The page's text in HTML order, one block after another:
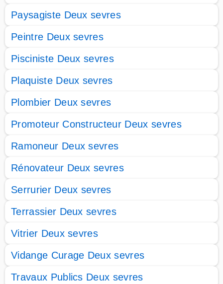
Paysagiste Deux sevres
Peintre Deux sevres
Pisciniste Deux sevres
Plaquiste Deux sevres
Plombier Deux sevres
Promoteur Constructeur Deux sevres
Ramoneur Deux sevres
Rénovateur Deux sevres
Serrurier Deux sevres
Terrassier Deux sevres
Vitrier Deux sevres
Vidange Curage Deux sevres
Travaux Publics Deux sevres